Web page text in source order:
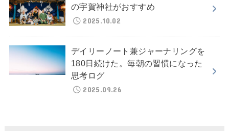
の宇賀神社がおすすめ
2025.10.02
デイリーノート兼ジャーナリングを
180日続けた。毎朝の習慣になった
思考ログ
2025.09.26